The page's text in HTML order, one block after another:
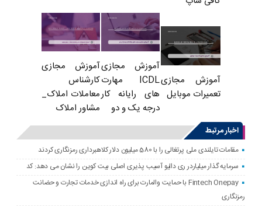
آموزش مجازی
تعمیرات موبایل
آموزش مجازی
ICDL مهارت
های رایانه کار
درجه یک و دو
آموزش مجازی
کارشناس
معاملات املاک_
مشاور املاک
اخبار مرتبط
مقامات تایلندی ملی پرتغالی را با 580 میلیون دلار کلاهبرداری رمزنگاری کردند
سرمایه گذار میلیاردر ری دالیو آسیب پذیری اصلی بیت کوین را نشان می دهد: کد
Fintech Onepay با حمایت والمارت برای راه اندازی خدمات تجارت و حضانت
رمزنگاری